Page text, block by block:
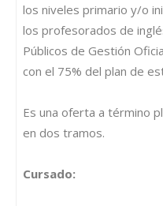
los niveles primario y/o
los profesorados de
Públicos de Gestión
con el 75% del plan de
Es una oferta a término
en dos tramos.
Cursado: